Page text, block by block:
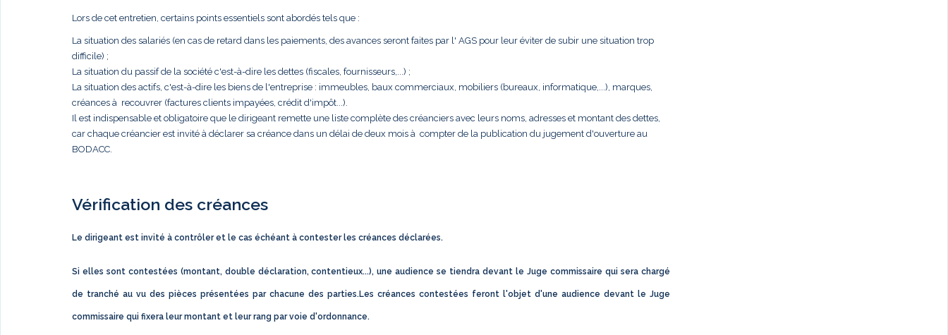
Lors de cet entretien, certains points essentiels sont abordés tels que :
La situation des salariés (en cas de retard dans les paiements, des avances seront faites par l' AGS pour leur éviter de subir une situation trop
difficile) ;
La situation du passif de la société c'est-à-dire les dettes (fiscales, fournisseurs,...) ;
La situation des actifs, c'est-à-dire les biens de l'entreprise : immeubles, baux commerciaux, mobiliers (bureaux, informatique,...), marques,
créances à recouvrer (factures clients impayées, crédit d'impôt...).
Il est indispensable et obligatoire que le dirigeant remette une liste complète des créanciers avec leurs noms, adresses et montant des dettes,
car chaque créancier est invité à déclarer sa créance dans un délai de deux mois à compter de la publication du jugement d'ouverture au
BODACC.
Vérification des créances
Le dirigeant est invité à contrôler et le cas échéant à contester les créances déclarées.
Si elles sont contestées (montant, double déclaration, contentieux...), une audience se tiendra devant le Juge commissaire qui sera chargé
de tranché au vu des pièces présentées par chacune des parties.Les créances contestées feront l'objet d'une audience devant le Juge
commissaire qui fixera leur montant et leur rang par voie d'ordonnance.